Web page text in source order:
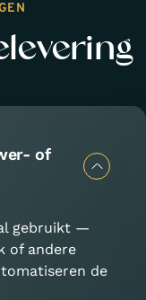
of
gebruikt —
of andere
de